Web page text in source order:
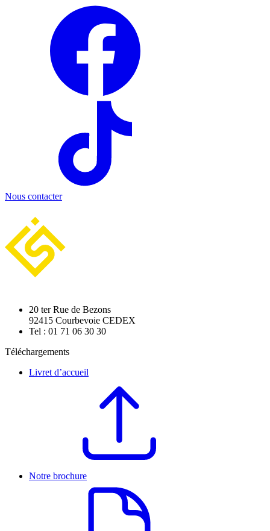
Nous contacter
20 ter Rue de Bezons
92415 Courbevoie CEDEX
Tel : 01 71 06 30 30
Téléchargements
Livret d’accueil
Notre brochure